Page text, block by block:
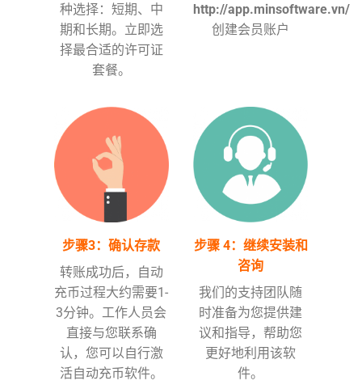
种选择：短期、中
期和长期。立即选
择最合适的许可证
套餐。
http://app.minsoftware.vn/
创建会员账户
步骤3：确认存款
转账成功后，自动
充币过程大约需要1-
3分钟。工作人员会
直接与您联系确
认，您可以自行激
活自动充币软件。
步骤 4：继续安装和
咨询
我们的支持团队随
时准备为您提供建
议和指导，帮助您
更好地利用该软
件。